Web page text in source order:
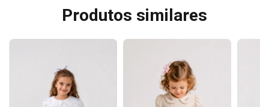
Produtos similares